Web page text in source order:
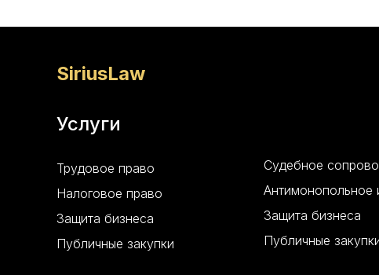
SiriusLaw
Услуги
Трудовое право
Налоговое право
Защита бизнеса
Публичные закупки
Судебное
Антимонопольное
Защита бизнеса
Публичные